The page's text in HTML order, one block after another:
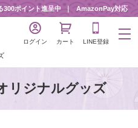
ポイント進呈中 AmazonPay対応
ログイン カート LINE登録
リジナルグッズ